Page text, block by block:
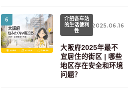
6
介绍各车站
的生活便利
性
2025.06.16
大阪府2025年最不
宜居住的街区 | 哪些
地区存在安全和环境
问题？